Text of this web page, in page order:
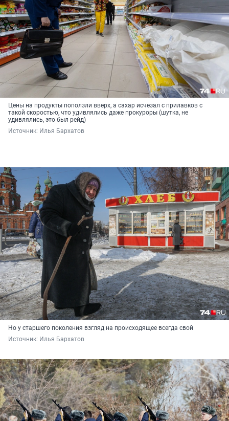
Цены на продукты поползли вверх, а сахар исчезал с прилавков с
такой скоростью, что удивлялись даже прокуроры (шутка, не
удивлялись, это был рейд)
Источник: Илья Бархатов
Но у старшего поколения взгляд на происходящее всегда свой
Источник: Илья Бархатов